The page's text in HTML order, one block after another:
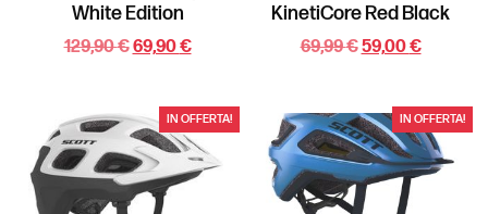
White Edition
129,90€69,90€
KinetiCore Red Black
69,99€59,00€
IN OFFERTA! IN OFFERTA!